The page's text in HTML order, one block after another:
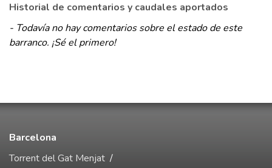
Historial de comentarios y caudales aportados
- Todavía no hay comentarios sobre el estado de este
barranco. ¡Sé el primero!
Barcelona
Torrent del Gat Menjat /